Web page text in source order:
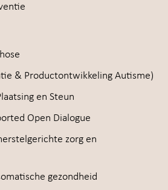
& Productontwikkeling Autisme)
en Steun
Open Dialogue
zorg en
gezondheid